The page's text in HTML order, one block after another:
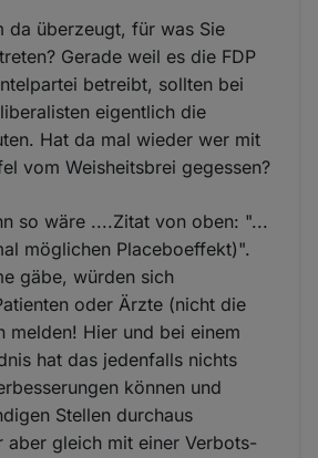
da überzeugt, für was Sie
Gerade weil es die FDP
betreibt, sollten bei
eigentlich die
Hat da mal wieder wer mit
vom Weisheitsbrei gegessen?
so wäre ....Zitat von oben: "...
möglichen Placeboeffekt)".
gäbe, würden sich
oder Ärzte (nicht die
melden! Hier und bei einem
hat das jedenfalls nichts
können und
Stellen durchaus
aber gleich mit einer Verbots-